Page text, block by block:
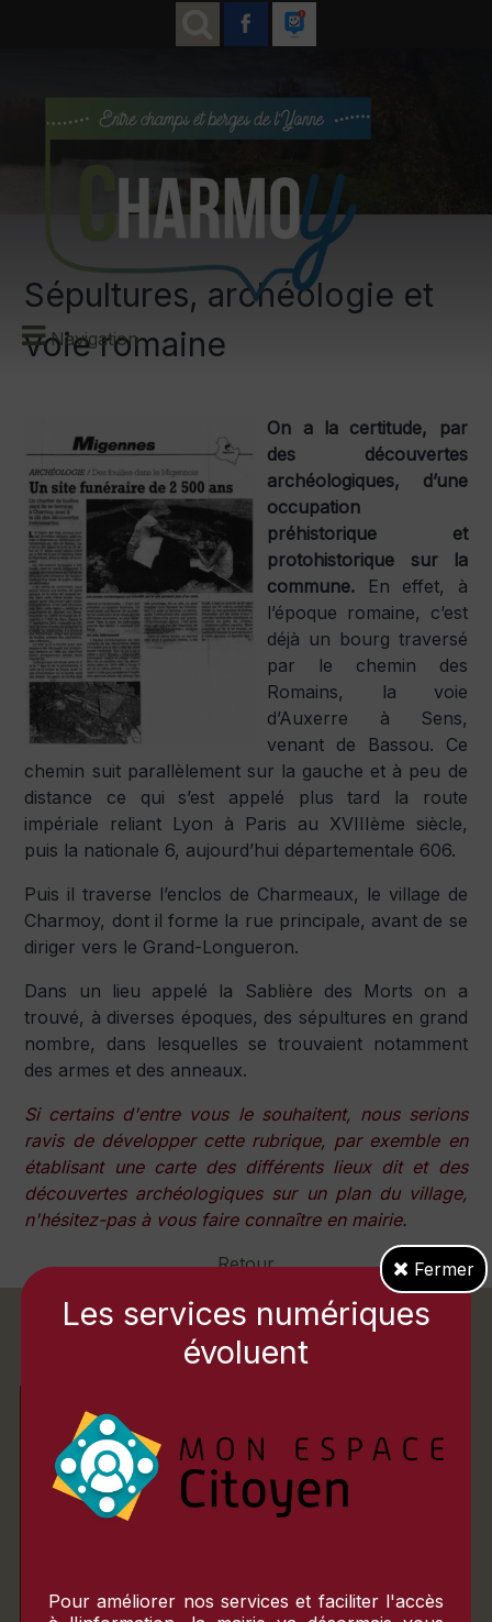
Navigation
Sépultures, archéologie et
voie romaine
On a la certitude, par
des découvertes
archéologiques, d’une
occupation
préhistorique et
protohistorique sur la
commune. En effet, à
l’époque romaine, c’est
déjà un bourg traversé
par le chemin des
Romains, la voie
d’Auxerre à Sens,
venant de Bassou. Ce
chemin suit parallèlement sur la gauche et à peu de
distance ce qui s’est appelé plus tard la route
impériale reliant Lyon à Paris au XVIIIème siècle,
puis la nationale 6, aujourd’hui départementale 606.
Puis il traverse l’enclos de Charmeaux, le village de
Charmoy, dont il forme la rue principale, avant de se
diriger vers le Grand-Longueron.
Dans un lieu appelé la Sablière des Morts on a
trouvé, à diverses époques, des sépultures en grand
nombre, dans lesquelles se trouvaient notamment
des armes et des anneaux.
Si certains d'entre vous le souhaitent, nous serions
ravis de développer cette rubrique, par exemble en
établisant une carte des différents lieux dit et des
découvertes archéologiques sur un plan du village,
n'hésitez-pas à vous faire connaître en mairie.
Retour
ACCUEIL DU PUBLIC
Matin
Mardi
Fermer
Les services numériques
évoluent
Pour améliorer nos services et faciliter l'accès